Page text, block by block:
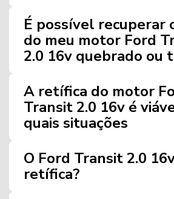
É possível recuperar
do meu motor Ford
2.0 16v quebrado ou
A retífica do motor
Transit 2.0 16v é
quais situações
O Ford Transit 2.0
retífica?